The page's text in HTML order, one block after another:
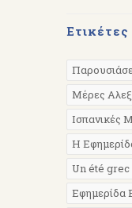
Μέρες
Ισπανικές
Η
Un été grec
Εφημερίδα